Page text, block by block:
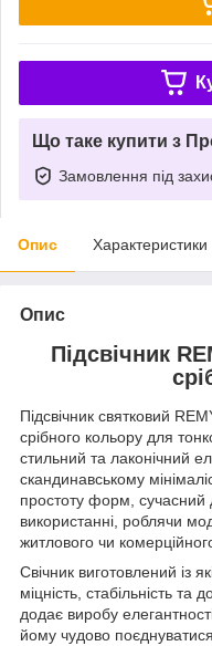
Що таке купити з
Замовлення під
Опис Характеристики
Опис
Підсвічник
Підсвічник святковий
срібного кольору для
стильний та лаконічний
скандинавському
простоту форм, сучасний
використанні, роблячи
житлового чи
Свічник виготовлений із
міцність, стабільність та
додає виробу
йому чудово